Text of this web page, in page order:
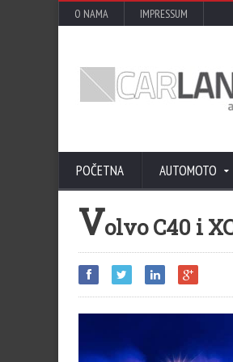
O NAMA IMPRESSUM
POČETNA AUTOMOTO
Volvo C40 i